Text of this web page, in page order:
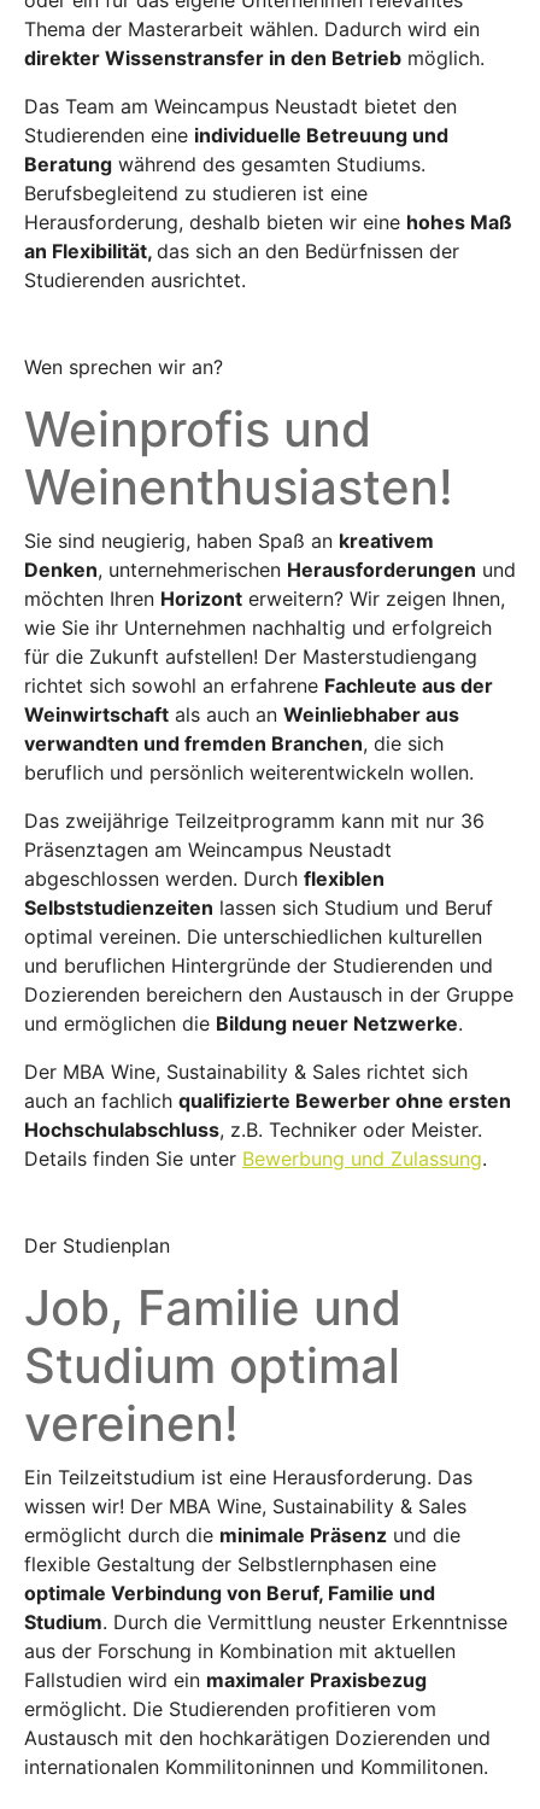
Thema der Masterarbeit wählen. Dadurch wird ein
direkter Wissenstransfer in den Betrieb möglich.
Das Team am Weincampus Neustadt bietet den
Studierenden eine individuelle Betreuung und
Beratung während des gesamten Studiums.
Berufsbegleitend zu studieren ist eine
Herausforderung, deshalb bieten wir eine hohes Maß
an Flexibilität, das sich an den Bedürfnissen der
Studierenden ausrichtet.
Wen sprechen wir an?
Weinprofis und
Weinenthusiasten!
Sie sind neugierig, haben Spaß an kreativem
Denken, unternehmerischen Herausforderungen und
möchten Ihren Horizont erweitern? Wir zeigen Ihnen,
wie Sie ihr Unternehmen nachhaltig und erfolgreich
für die Zukunft aufstellen! Der Masterstudiengang
richtet sich sowohl an erfahrene Fachleute aus der
Weinwirtschaft als auch an Weinliebhaber aus
verwandten und fremden Branchen, die sich
beruflich und persönlich weiterentwickeln wollen.
Das zweijährige Teilzeitprogramm kann mit nur 36
Präsenztagen am Weincampus Neustadt
abgeschlossen werden. Durch flexiblen
Selbststudienzeiten lassen sich Studium und Beruf
optimal vereinen. Die unterschiedlichen kulturellen
und beruflichen Hintergründe der Studierenden und
Dozierenden bereichern den Austausch in der Gruppe
und ermöglichen die Bildung neuer Netzwerke.
Der MBA Wine, Sustainability & Sales richtet sich
auch an fachlich qualifizierte Bewerber ohne ersten
Hochschulabschluss, z.B. Techniker oder Meister.
Details finden Sie unter Bewerbung und Zulassung.
Der Studienplan
Job, Familie und
Studium optimal
vereinen!
Ein Teilzeitstudium ist eine Herausforderung. Das
wissen wir! Der MBA Wine, Sustainability & Sales
ermöglicht durch die minimale Präsenz und die
flexible Gestaltung der Selbstlernphasen eine
optimale Verbindung von Beruf, Familie und
Studium. Durch die Vermittlung neuster Erkenntnisse
aus der Forschung in Kombination mit aktuellen
Fallstudien wird ein maximaler Praxisbezug
ermöglicht. Die Studierenden profitieren vom
Austausch mit den hochkarätigen Dozierenden und
internationalen Kommilitoninnen und Kommilitonen.